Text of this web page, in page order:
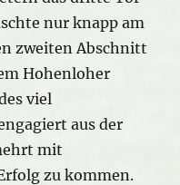
nur knapp am
zweiten Abschnitt
Hohenloher
viel
aus der
mit
zu kommen.